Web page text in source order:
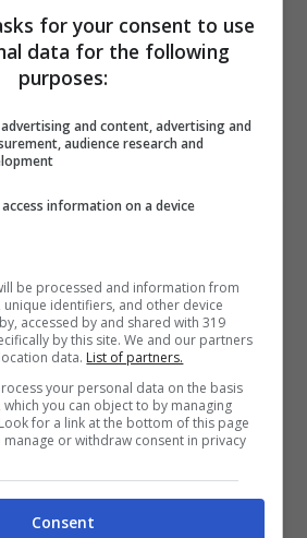
del primo deposito fino a 50€
Mostra Informazioni
LOTTOMATICA: 2050€
bonus scommesse e sport
piattaforma: 100% fino a 50€ in
+ 100% fino a 2000€ in Bonus
Sport
VERIFICA
for your consent to use
data for the following
purposes:
and content, advertising and
audience research and
information on a device
be processed and information from
identifiers, and other device
accessed by and shared with 319
by this site. We and our partners
data. List of partners.
your personal data on the basis
you can object to by managing
for a link at the bottom of this page
or withdraw consent in privacy
Consent